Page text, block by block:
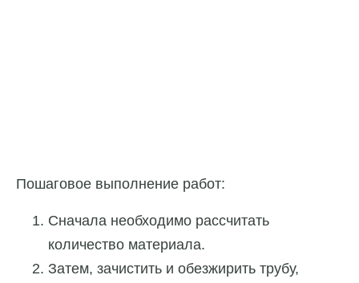
Пошаговое выполнение работ:
Сначала необходимо рассчитать
количество материала.
Затем, зачистить и обезжирить трубу,